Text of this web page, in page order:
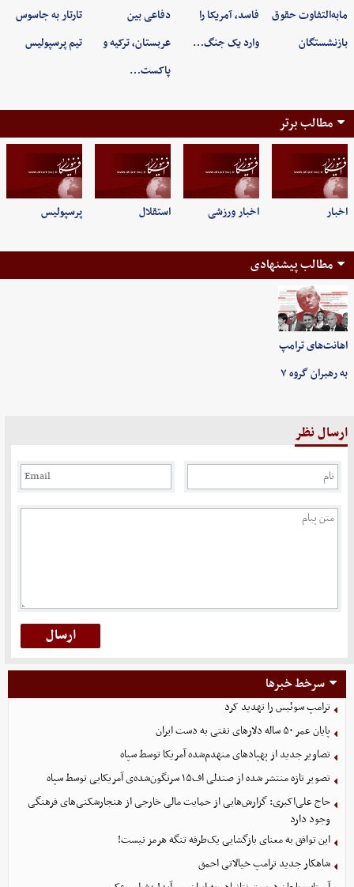
مابه‌التفاوت حقوق
بازنشستگان
فاسد، آمریکا را
وارد یک جنگ…
دفاعی بین
عربستان، ترکیه و
پاکست…
تارتار به جاسوس
تیم پرسپولیس
مطالب برتر
اخبار اخبار ورزشی استقلال پرسپولیس
مطالب پیشنهادی
اهانت‌های ترامپ
به رهبران گروه ۷
ارسال نظر
سرخط خبرها
ترامپ سوئیس را تهدید کرد
پایان عمر ۵۰ ساله دلارهای نفتی به دست ایران
تصاویر جدید از پهپادهای منهدم‌شده آمریکا توسط سپاه
تصویر تازه منتشر شده از صندلی اف۱۵ سرنگون‌شده‌ی آمریکایی توسط سپاه
حاج علی‌اکبری: گزارش‌هایی از حمایت مالی خارجی از هنجارشکنی‌های فرهنگی
وجود دارد
این توافق به معنای بازگشایی یک‌طرفه تنگه هرمز نیست!
شاهکار جدید ترامپ خیالاتی احمق